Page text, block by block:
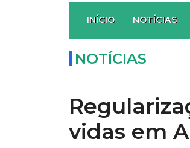
INÍCIO NOTÍCIAS
NOTÍCIAS
vidas em